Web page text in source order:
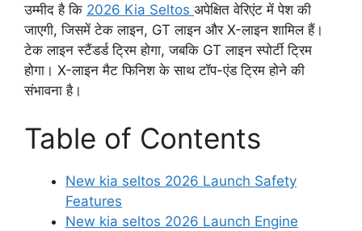
उम्मीद है कि 2026 Kia Seltos अपेक्षित वेरिएंट में पेश की
जाएगी, जिसमें टेक लाइन, GT लाइन और X-लाइन शामिल हैं।
टेक लाइन स्टैंडर्ड ट्रिम होगा, जबकि GT लाइन स्पोर्टी ट्रिम
होगा। X-लाइन मैट फिनिश के साथ टॉप-एंड ट्रिम होने की
संभावना है।
Table of Contents
New kia seltos 2026 Launch Safety
Features
New kia seltos 2026 Launch Engine